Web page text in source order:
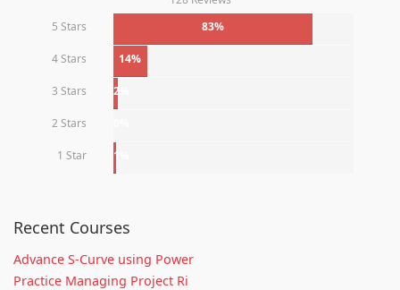
5 Stars
83%
4 Stars 14%
3 Stars 2%
2 Stars
1 Star 1%
Recent Courses
Advance S-Curve using Power
Practice Managing Project Ri